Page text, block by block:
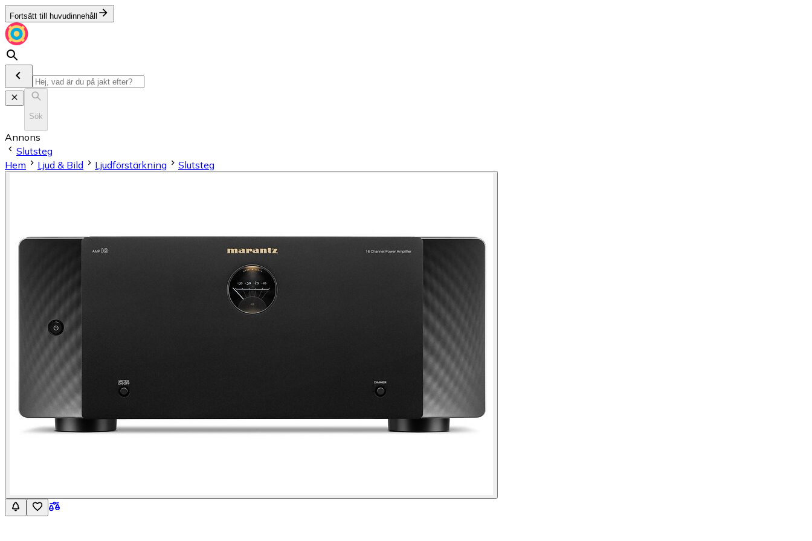
Fortsätt till huvudinnehåll
Sök
Annons
Slutsteg
Hem
Ljud & Bild Ljudförstärkning Slutsteg